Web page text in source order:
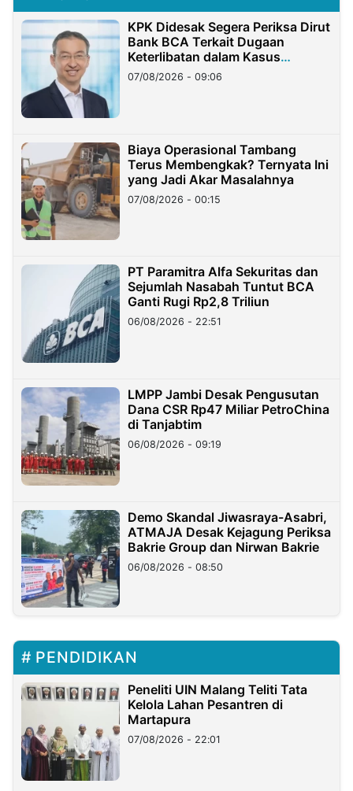
KPK Didesak Segera Periksa Dirut
Bank BCA Terkait Dugaan
Keterlibatan dalam Kasus
Hilangnya Dana Nasabah Rp2,58
Miliar
07/08/2026 - 09:06
Biaya Operasional Tambang
Terus Membengkak? Ternyata Ini
yang Jadi Akar Masalahnya
07/08/2026 - 00:15
PT Paramitra Alfa Sekuritas dan
Sejumlah Nasabah Tuntut BCA
Ganti Rugi Rp2,8 Triliun
06/08/2026 - 22:51
LMPP Jambi Desak Pengusutan
Dana CSR Rp47 Miliar PetroChina
di Tanjabtim
06/08/2026 - 09:19
Demo Skandal Jiwasraya-Asabri,
ATMAJA Desak Kejagung Periksa
Bakrie Group dan Nirwan Bakrie
06/08/2026 - 08:50
PENDIDIKAN
Peneliti UIN Malang Teliti Tata
Kelola Lahan Pesantren di
Martapura
07/08/2026 - 22:01